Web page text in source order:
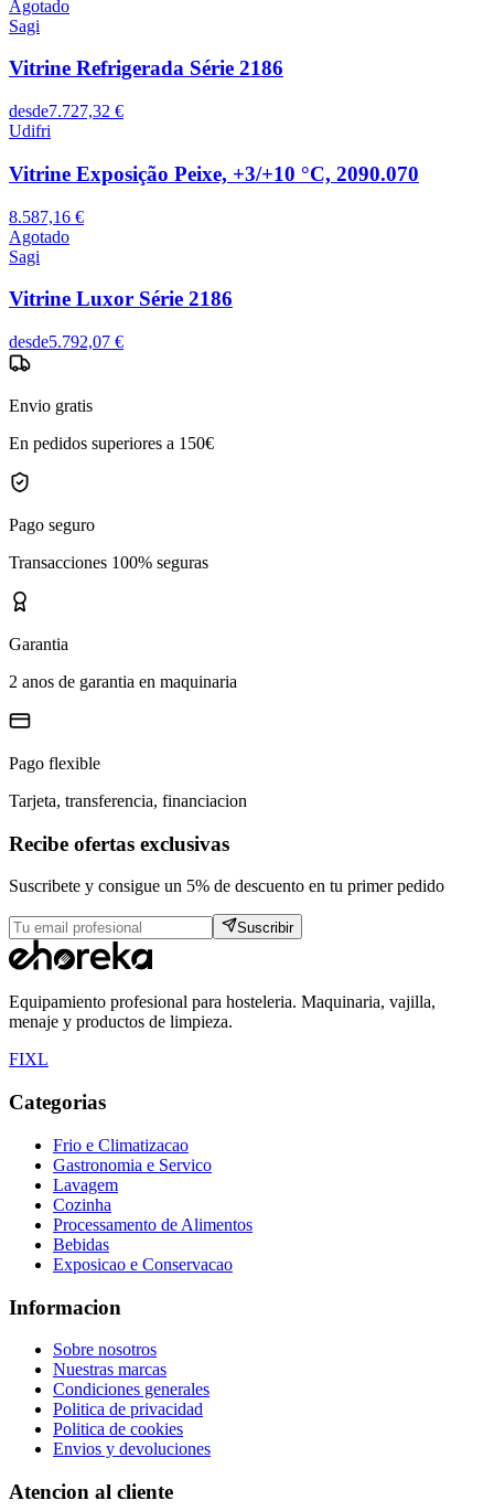
Agotado
Sagi
Vitrine Refrigerada Série 2186
desde7.727,32 €
Udifri
Vitrine Exposição Peixe, +3/+10 °C, 2090.070
8.587,16 €
Agotado
Sagi
Vitrine Luxor Série 2186
desde5.792,07 €
Envio gratis
En pedidos superiores a 150€
Pago seguro
Transacciones 100% seguras
Garantia
2 anos de garantia en maquinaria
Pago flexible
Tarjeta, transferencia, financiacion
Recibe ofertas exclusivas
Suscribete y consigue un 5% de descuento en tu primer pedido
Suscribir
Equipamiento profesional para hosteleria. Maquinaria, vajilla,
menaje y productos de limpieza.
FIXL
Categorias
Frio e Climatizacao
Gastronomia e Servico
Lavagem
Cozinha
Processamento de Alimentos
Bebidas
Exposicao e Conservacao
Informacion
Sobre nosotros
Nuestras marcas
Condiciones generales
Politica de privacidad
Politica de cookies
Envios y devoluciones
Atencion al cliente